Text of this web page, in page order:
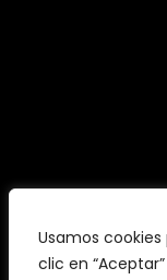
Usamos
clic en